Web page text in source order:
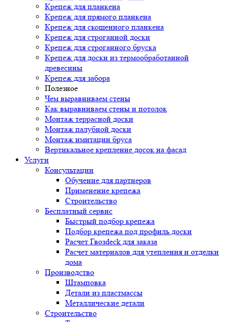
Крепеж для планкена
Крепеж для прямого планкена
Крепеж для скошенного планкена
Крепеж для строганной доски
Крепеж для строганного бруска
Крепеж для доски из термообработанной
древесины
Крепеж для забора
Полезное
Чем выравниваем стены
Как выравниваем стены и потолок
Монтаж террасной доски
Монтаж палубной доски
Монтаж имитации бруса
Вертикальное крепление досок на фасад
Услуги
Консультации
Обучение для партнеров
Применение крепежа
Строительство
Бесплатный сервис
Быстрый подбор крепежа
Подбор крепежа под профиль доски
Расчет Гвозdeck для заказа
Расчет материалов для утепления и отделки
дома
Производство
Штамповка
Детали из пластмассы
Металлические детали
Строительство